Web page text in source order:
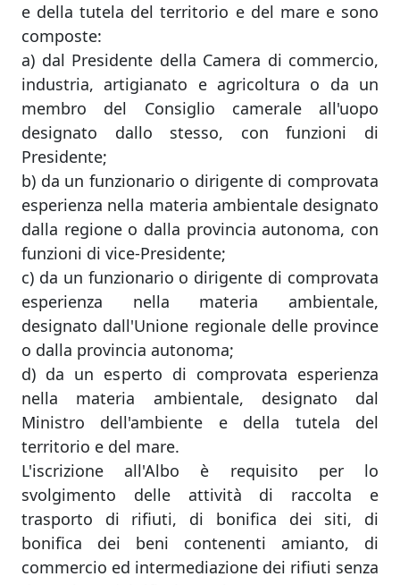
e della tutela del territorio e del mare e sono
composte:
a) dal Presidente della Camera di commercio,
industria, artigianato e agricoltura o da un
membro del Consiglio camerale all'uopo
designato dallo stesso, con funzioni di
Presidente;
b) da un funzionario o dirigente di comprovata
esperienza nella materia ambientale designato
dalla regione o dalla provincia autonoma, con
funzioni di vice-Presidente;
c) da un funzionario o dirigente di comprovata
esperienza nella materia ambientale,
designato dall'Unione regionale delle province
o dalla provincia autonoma;
d) da un esperto di comprovata esperienza
nella materia ambientale, designato dal
Ministro dell'ambiente e della tutela del
territorio e del mare.
L'iscrizione all'Albo è requisito per lo
svolgimento delle attività di raccolta e
trasporto di rifiuti, di bonifica dei siti, di
bonifica dei beni contenenti amianto, di
commercio ed intermediazione dei rifiuti senza